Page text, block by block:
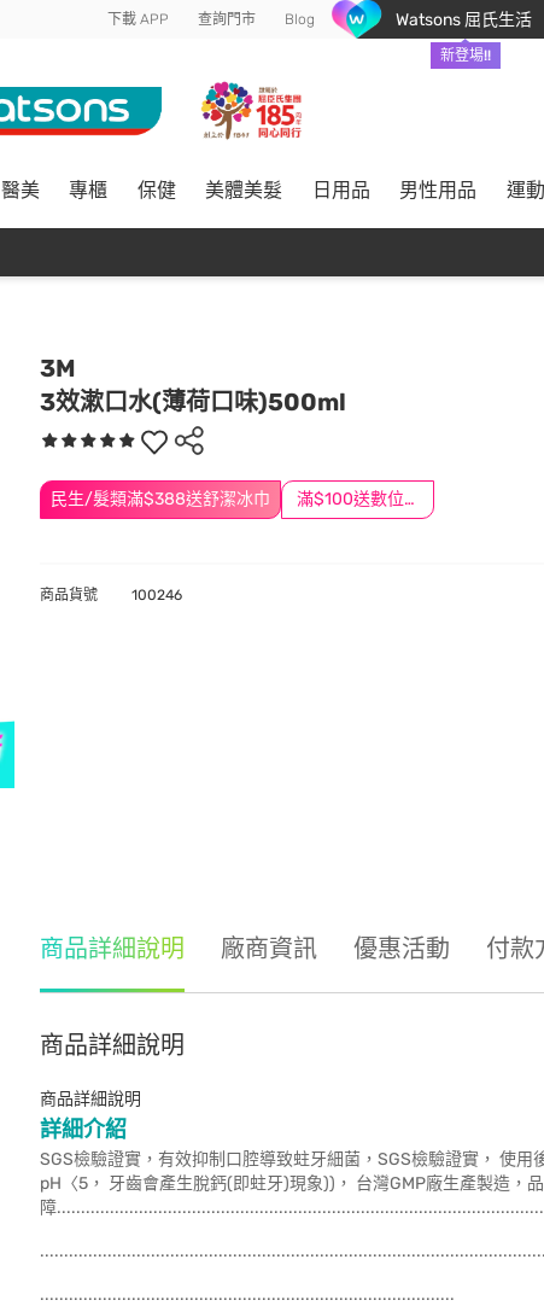
下載 APP 查詢門市 Blog Watsons 屈氏生活
新登場!!
醫美 專櫃 保健 美體美髮 日用品 男性用品 運
3M
3效漱口水(薄荷口味)500ml
民生/髮類滿$388送舒潔冰巾 滿$100送數位印花
商品貨號 100246
商品詳細說明 廠商資訊 優惠活動 付款
商品詳細說明
商品詳細說明
詳細介紹
SGS檢驗證實，有效抑制口腔導致蛀牙細菌，SGS檢驗證實， 使
pH〈5， 牙齒會產生脫鈣(即蛀牙)現象))， 台灣GMP廠生產製造，
障